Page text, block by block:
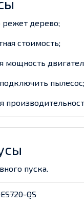
режет дерево;
стоимость;
мощность
пылесос;
пуска.
QS